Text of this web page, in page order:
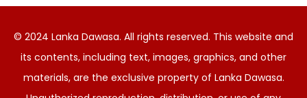
© 2024 Lanka Dawasa. All rights reserved. This website and
its contents, including text, images, graphics, and other
materials, are the exclusive property of Lanka Dawasa.